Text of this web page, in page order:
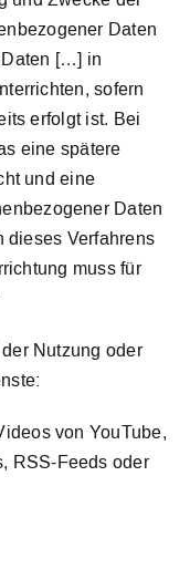
Daten
Daten […] in
sofern
erfolgt ist. Bei
eine spätere
und eine
Daten
dieses Verfahrens
muss für
Nutzung oder
von YouTube,
RSS-Feeds oder